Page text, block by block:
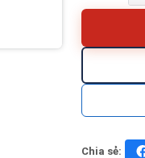
Chia sẻ: